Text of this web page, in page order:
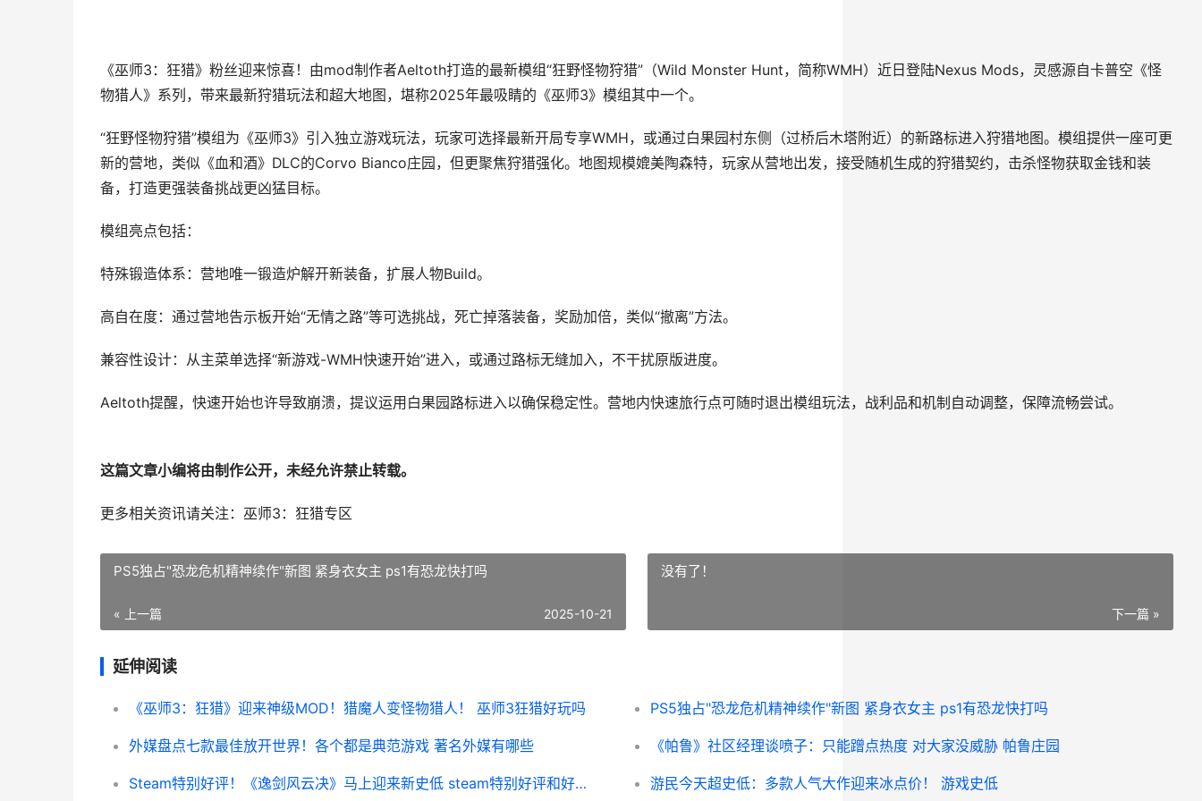
《巫师3：狂猎》粉丝迎来惊喜！由mod制作者Aeltoth打造的最新模组“狂野怪物狩猎”（Wild Monster Hunt，简称WMH）近日登陆Nexus Mods，灵感源自卡普空《怪
物猎人》系列，带来最新狩猎玩法和超大地图，堪称2025年最吸睛的《巫师3》模组其中一个。
“狂野怪物狩猎”模组为《巫师3》引入独立游戏玩法，玩家可选择最新开局专享WMH，或通过白果园村东侧（过桥后木塔附近）的新路标进入狩猎地图。模组提供一座可更
新的营地，类似《血和酒》DLC的Corvo Bianco庄园，但更聚焦狩猎强化。地图规模媲美陶森特，玩家从营地出发，接受随机生成的狩猎契约，击杀怪物获取金钱和装
备，打造更强装备挑战更凶猛目标。
模组亮点包括：
特殊锻造体系：营地唯一锻造炉解开新装备，扩展人物Build。
高自在度：通过营地告示板开始“无情之路”等可选挑战，死亡掉落装备，奖励加倍，类似“撤离”方法。
兼容性设计：从主菜单选择“新游戏-WMH快速开始”进入，或通过路标无缝加入，不干扰原版进度。
Aeltoth提醒，快速开始也许导致崩溃，提议运用白果园路标进入以确保稳定性。营地内快速旅行点可随时退出模组玩法，战利品和机制自动调整，保障流畅尝试。
这篇文章小编将由制作公开，未经允许禁止转载。
更多相关资讯请关注：巫师3：狂猎专区
PS5独占"恐龙危机精神续作"新图 紧身衣女主 ps1有恐龙快打吗
« 上一篇 2025-10-21
没有了！
下一篇 »
延伸阅读
《巫师3：狂猎》迎来神级MOD！猎魔人变怪物猎人！ 巫师3狂猎好玩吗 PS5独占"恐龙危机精神续作"新图 紧身衣女主 ps1有恐龙快打吗
外媒盘点七款最佳放开世界！各个都是典范游戏 著名外媒有哪些 《帕鲁》社区经理谈喷子：只能蹭点热度 对大家没威胁 帕鲁庄园
Steam特别好评！《逸剑风云决》马上迎来新史低 steam特别好评和好评如潮有啥区别 游民今天超史低：多款人气大作迎来冰点价！ 游戏史低